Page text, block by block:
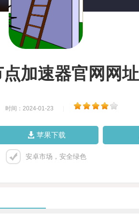
点加速器官网网址
时间：2024-01-23
苹果下载
安卓市场，安全绿色